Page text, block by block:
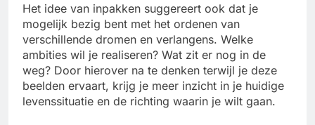
Het idee van inpakken suggereert ook dat je
mogelijk bezig bent met het ordenen van
verschillende dromen en verlangens. Welke
ambities wil je realiseren? Wat zit er nog in de
weg? Door hierover na te denken terwijl je deze
beelden ervaart, krijg je meer inzicht in je huidige
levenssituatie en de richting waarin je wilt gaan.